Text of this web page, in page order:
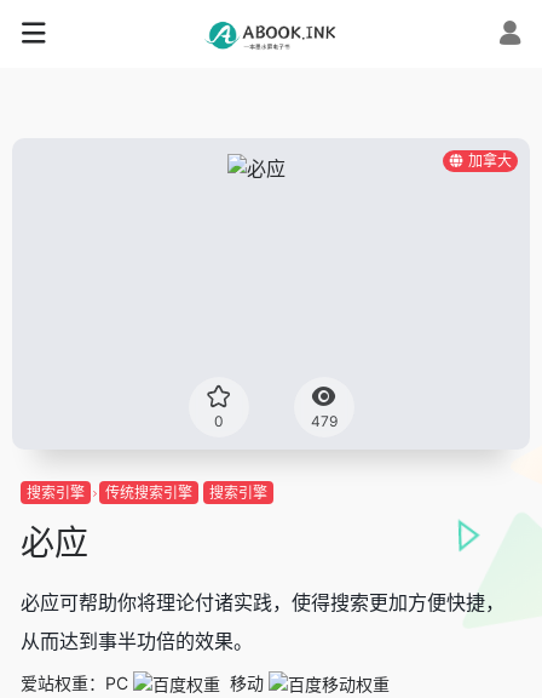
加拿大
0 479
搜索引擎 传统搜索引擎 搜索引擎
必应
必应可帮助你将理论付诸实践，使得搜索更加方便快捷，
从而达到事半功倍的效果。
爱站权重： PC 移动